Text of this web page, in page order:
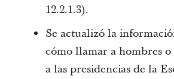
12.2.1.3).
Se actualizó la
cómo llamar a hombres o
a las presidencias de la